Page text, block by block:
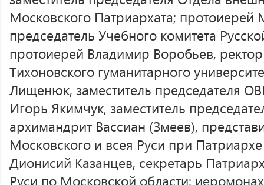
Московского Патриархата; протоиерей
председатель Учебного комитета
протоиерей Владимир Воробьев,
Тихоновского гуманитарного
Лищенюк, заместитель председателя
Игорь Якимчук, заместитель
архимандрит Вассиан (Змеев),
Московского и всея Руси при
Дионисий Казанцев, секретарь
Руси по Московской области;